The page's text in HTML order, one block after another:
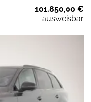
101.850,00 €
ausweisbar